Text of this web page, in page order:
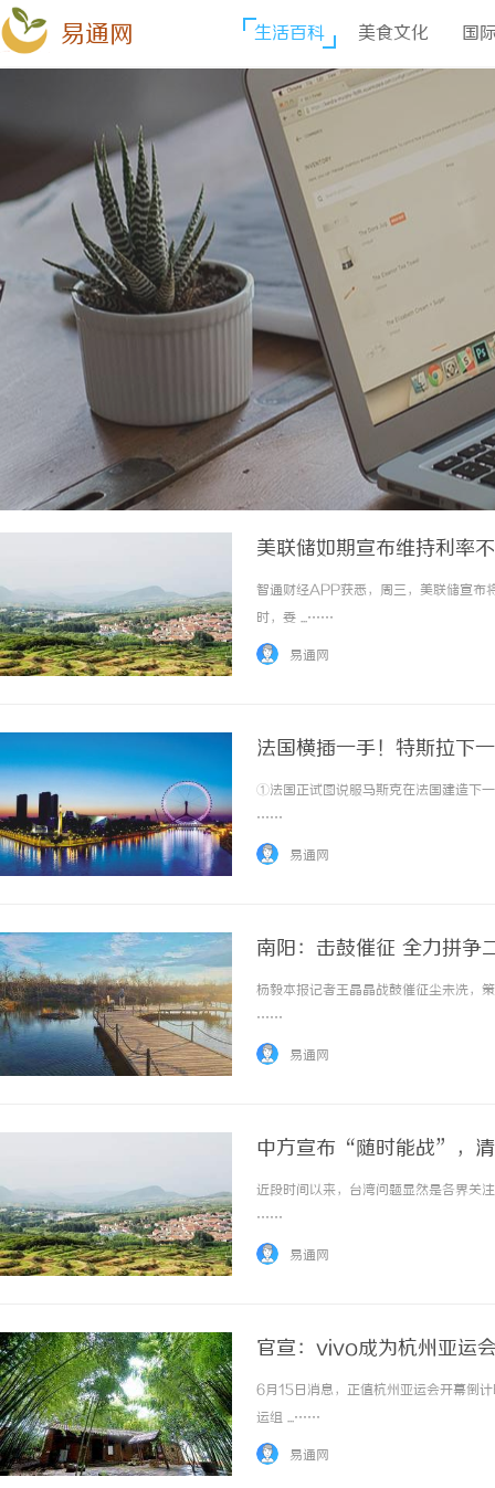
易通网 生活百科 美食文化 国
美联储如期宣布维持利率
智通财经APP获悉，周三，美联储宣
时，委 ...……
易通网
法国横插一手！特斯拉下
①法国正试图说服马斯克在法国建造下
……
易通网
南阳：击鼓催征 全力拼争
杨毅本报记者王晶晶战鼓催征尘未洗，
……
易通网
中方宣布“随时能战”，清
近段时间以来，台湾问题显然是各界关
……
易通网
官宣：vivo成为杭州亚运
6月15日消息，正值杭州亚运会开幕倒
运组 ...……
易通网
范